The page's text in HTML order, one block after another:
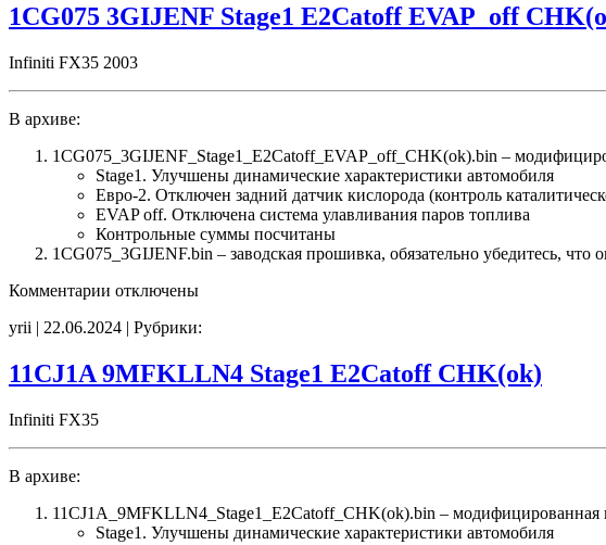
E2Catoff
CHK(ok)
1CG075 3GIJENF Stage1 E2Catoff EVAP_off
Infiniti FX35 2003
В архиве:
1CG075_3GIJENF_Stage1_E2Catoff_EVAP_off_CHK(ok).bin –
Stage1. Улучшены динамические характеристики автомобиля
Евро-2. Отключен задний датчик кислорода (контроль
EVAP off. Отключена система улавливания паров топлива
Контрольные суммы посчитаны
1CG075_3GIJENF.bin – заводская прошивка, обязательно убедитесь, что
Комментарии к
1CG075
Stage1
E2Catoff
отключены
yrii | 22.06.2024 | Рубрики:
11CJ1A 9MFKLLN4 Stage1 E2Catoff CHK(ok)
Infiniti FX35
В архиве:
11CJ1A_9MFKLLN4_Stage1_E2Catoff_CHK(ok).bin – модифицированная
Stage1. Улучшены динамические характеристики автомобиля